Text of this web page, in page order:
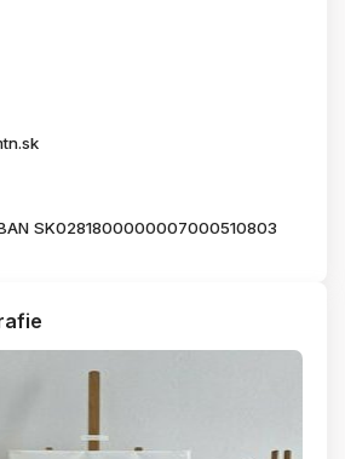
SK0281800000007000510803